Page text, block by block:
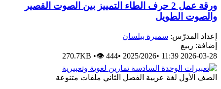
ورقة عمل 2 حرف الطاء التمييز بين الصوت القصير
والصوت الطويل
إعداد المدرّس: سميرة بيلسان
إضافة: ربيع
2026-03-28 11:39
•
2025/2026
•
270.7KB •👁 444
الصف الأول لغة عربية الفصل الثاني ملفات متنوعة